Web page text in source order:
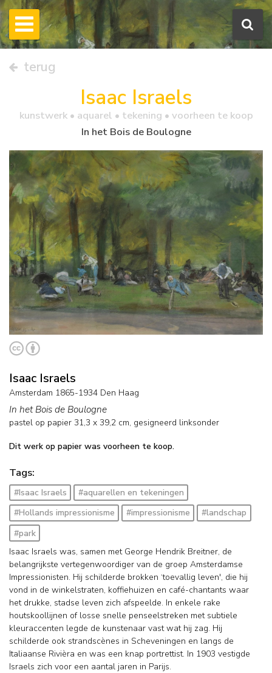
terug
Isaac Israels
kunstwerk • aquarel • tekening • voorheen te koop
In het Bois de Boulogne
Isaac Israels
Amsterdam 1865-1934 Den Haag
In het Bois de Boulogne
pastel op papier 31,3 x 39,2 cm, gesigneerd linksonder
Dit werk op papier was voorheen te koop.
Tags:
#Isaac Israels
#aquarellen en tekeningen
#Hollands impressionisme
#impressionisme
#landschap
#park
Isaac Israels was, samen met George Hendrik Breitner, de
belangrijkste vertegenwoordiger van de groep Amsterdamse
Impressionisten. Hij schilderde brokken ‘toevallig leven', die hij
vond in de winkelstraten, koffiehuizen en café-chantants waar
het drukke, stadse leven zich afspeelde. In enkele rake
houtskoollijnen of losse snelle penseelstreken met subtiele
kleuraccenten legde de kunstenaar vast wat hij zag. Hij
schilderde ook strandscènes in Scheveningen en langs de
Italiaanse Rivièra en was een knap portrettist. In 1903 vestigde
Israels zich voor een aantal jaren in Parijs.